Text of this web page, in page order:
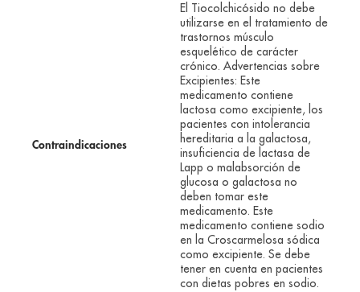
Contraindicaciones
El Tiocolchicósido no debe
utilizarse en el tratamiento de
trastornos músculo
esquelético de carácter
crónico. Advertencias sobre
Excipientes: Este
medicamento contiene
lactosa como excipiente, los
pacientes con intolerancia
hereditaria a la galactosa,
insuficiencia de lactasa de
Lapp o malabsorción de
glucosa o galactosa no
deben tomar este
medicamento. Este
medicamento contiene sodio
en la Croscarmelosa sódica
como excipiente. Se debe
tener en cuenta en pacientes
con dietas pobres en sodio.